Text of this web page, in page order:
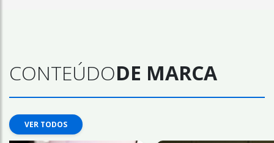
CONTEÚDODE MARCA
VER TODOS